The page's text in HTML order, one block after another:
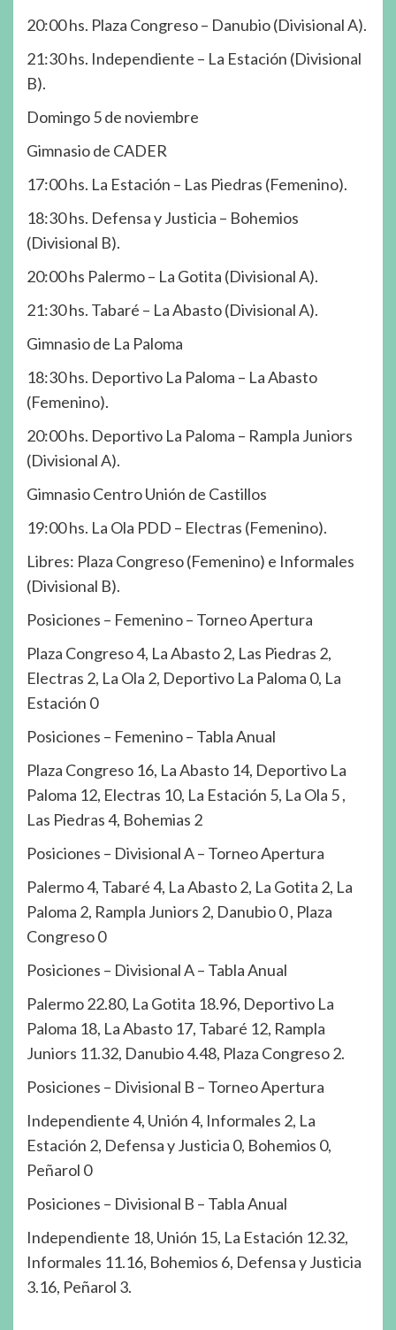
20:00 hs. Plaza Congreso – Danubio (Divisional A).
21:30 hs. Independiente – La Estación (Divisional
B).
Domingo 5 de noviembre
Gimnasio de CADER
17:00 hs. La Estación – Las Piedras (Femenino).
18:30 hs. Defensa y Justicia – Bohemios
(Divisional B).
20:00 hs Palermo – La Gotita (Divisional A).
21:30 hs. Tabaré – La Abasto (Divisional A).
Gimnasio de La Paloma
18:30 hs. Deportivo La Paloma – La Abasto
(Femenino).
20:00 hs. Deportivo La Paloma – Rampla Juniors
(Divisional A).
Gimnasio Centro Unión de Castillos
19:00 hs. La Ola PDD – Electras (Femenino).
Libres: Plaza Congreso (Femenino) e Informales
(Divisional B).
Posiciones – Femenino – Torneo Apertura
Plaza Congreso 4, La Abasto 2, Las Piedras 2,
Electras 2, La Ola 2, Deportivo La Paloma 0, La
Estación 0
Posiciones – Femenino – Tabla Anual
Plaza Congreso 16, La Abasto 14, Deportivo La
Paloma 12, Electras 10, La Estación 5, La Ola 5 ,
Las Piedras 4, Bohemias 2
Posiciones – Divisional A – Torneo Apertura
Palermo 4, Tabaré 4, La Abasto 2, La Gotita 2, La
Paloma 2, Rampla Juniors 2, Danubio 0 , Plaza
Congreso 0
Posiciones – Divisional A – Tabla Anual
Palermo 22.80, La Gotita 18.96, Deportivo La
Paloma 18, La Abasto 17, Tabaré 12, Rampla
Juniors 11.32, Danubio 4.48, Plaza Congreso 2.
Posiciones – Divisional B – Torneo Apertura
Independiente 4, Unión 4, Informales 2, La
Estación 2, Defensa y Justicia 0, Bohemios 0,
Peñarol 0
Posiciones – Divisional B – Tabla Anual
Independiente 18, Unión 15, La Estación 12.32,
Informales 11.16, Bohemios 6, Defensa y Justicia
3.16, Peñarol 3.